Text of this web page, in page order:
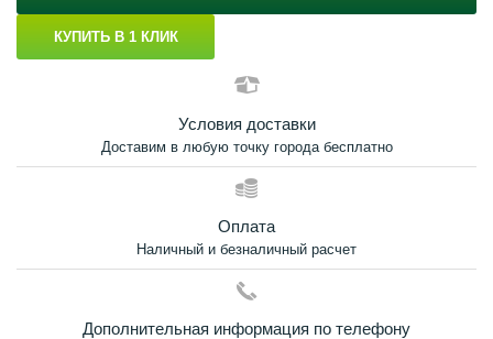
КУПИТЬ В 1 КЛИК
Условия доставки
Доставим в любую точку города бесплатно
Оплата
Наличный и безналичный расчет
Дополнительная информация по телефону